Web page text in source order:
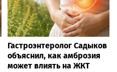
Гастроэнтеролог Садыков
объяснил, как амброзия
может влиять на ЖКТ